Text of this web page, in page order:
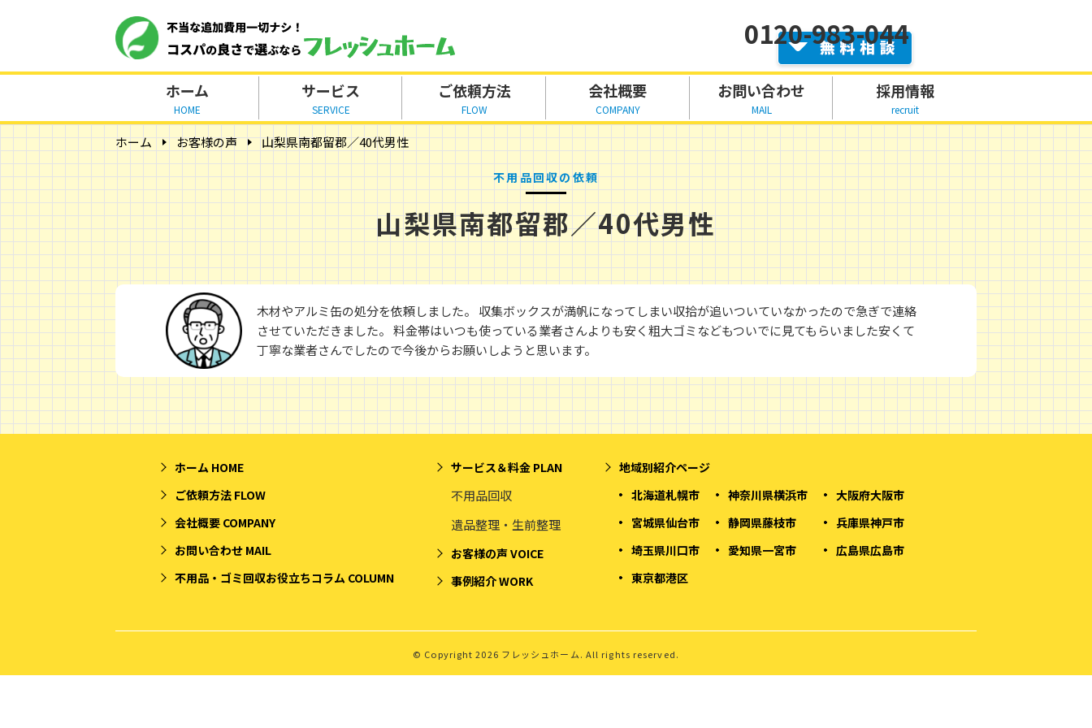
0120-983-044
ホーム
HOME
サービス
SERVICE
ご依頼方法
FLOW
会社概要
COMPANY
お問い合わせ
MAIL
採用情報
recruit
ホーム お客様の声 山梨県南都留郡／40代男性
不用品回収の依頼
山梨県南都留郡／40代男性
木材やアルミ缶の処分を依頼しました。 収集ボックスが満帆になってしまい収拾が追いついていなかったので急ぎで連絡
させていただきました。 料金帯はいつも使っている業者さんよりも安く粗大ゴミなどもついでに見てもらいました安くて
丁寧な業者さんでしたので今後からお願いしようと思います。
ホーム HOME
ご依頼方法 FLOW
会社概要 COMPANY
お問い合わせ MAIL
不用品・ゴミ回収お役立ちコラム COLUMN
サービス＆料金 PLAN
不用品回収
遺品整理・生前整理
お客様の声VOICE
事例紹介WORK
地域別紹介ページ
北海道札幌市
宮城県仙台市
埼玉県川口市
東京都港区
神奈川県横浜市
静岡県藤枝市
愛知県一宮市
大阪府大阪市
兵庫県神戸市
広島県広島市
© Copyright 2026 フレッシュホーム. All rights reserved.